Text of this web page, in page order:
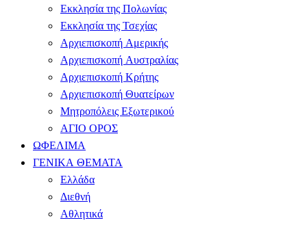
Εκκλησία της Πολωνίας
Εκκλησία της Τσεχίας
Αρχιεπισκοπή Αμερικής
Αρχιεπισκοπή Αυστραλίας
Αρχιεπισκοπή Κρήτης
Αρχιεπισκοπή Θυατείρων
Μητροπόλεις Εξωτερικού
ΑΓΙΟ ΟΡΟΣ
ΩΦΕΛΙΜΑ
ΓΕΝΙΚΑ ΘΕΜΑΤΑ
Ελλάδα
Διεθνή
Αθλητικά